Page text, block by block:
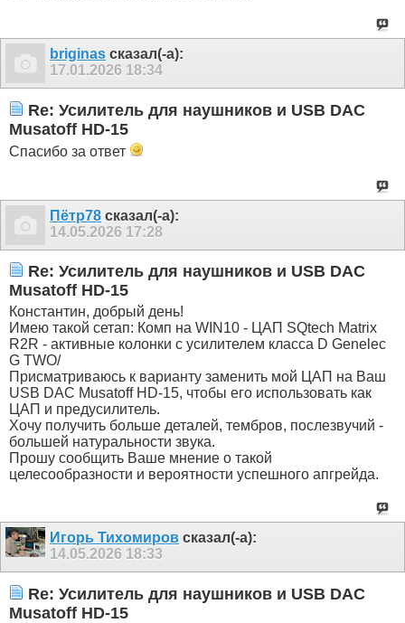
briginas сказал(-а):
17.01.2026 18:34
Re: Усилитель для наушников и USB DAC
Musatoff HD-15
Спасибо за ответ
Пётр78 сказал(-а):
14.05.2026 17:28
Re: Усилитель для наушников и USB DAC
Musatoff HD-15
Константин, добрый день!
Имею такой сетап: Комп на WIN10 - ЦАП SQtech Matrix
R2R - активные колонки с усилителем класса D Genelec
G TWO/
Присматриваюсь к варианту заменить мой ЦАП на Ваш
USB DAC Musatoff HD-15, чтобы его использовать как
ЦАП и предусилитель.
Хочу получить больше деталей, тембров, послезвучий -
большей натуральности звука.
Прошу сообщить Ваше мнение о такой
целесообразности и вероятности успешного апгрейда.
Игорь Тихомиров сказал(-а):
14.05.2026 18:33
Re: Усилитель для наушников и USB DAC
Musatoff HD-15